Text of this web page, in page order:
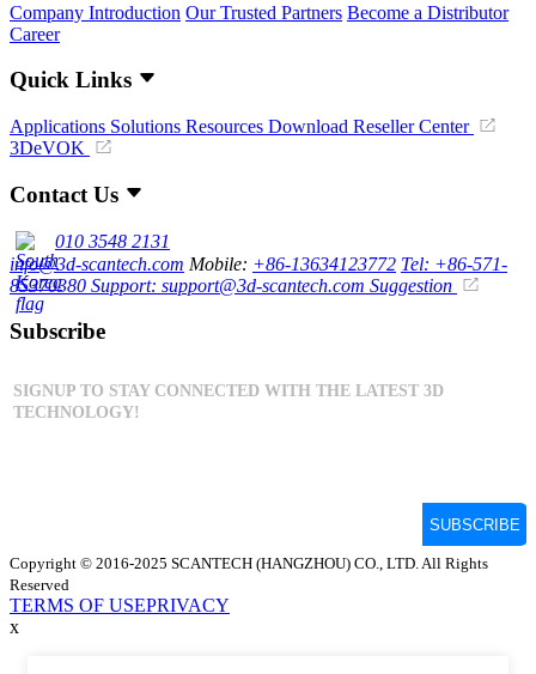
Company Introduction Our Trusted Partners Become a Distributor
Career
Quick Links
Applications Solutions Resources Download Reseller Center
3DeVOK
Contact Us
010 3548 2131
info@3d-scantech.com Mobile: +86-13634123772 Tel: +86-571-
85370380 Support: support@3d-scantech.com Suggestion
Subscribe
Copyright © 2016-2025 SCANTECH (HANGZHOU) CO., LTD. All Rights
Reserved
TERMS OF USEPRIVACY
x